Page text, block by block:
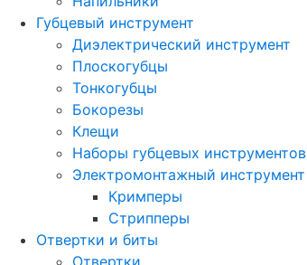
Губцевый инструмент
Диэлектрический инструмент
Плоскогубцы
Тонкогубцы
Бокорезы
Клещи
Наборы губцевых инструментов
Электромонтажный инструмент
Кримперы
Стрипперы
Отвертки и биты
Отвертки